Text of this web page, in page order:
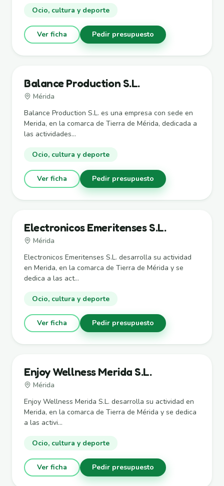
Ocio, cultura y deporte
Ver ficha Pedir presupuesto
Balance Production S.L.
Mérida
Balance Production S.L. es una empresa con sede en
Merida, en la comarca de Tierra de Mérida, dedicada a
las actividades...
Ocio, cultura y deporte
Ver ficha Pedir presupuesto
Electronicos Emeritenses S.L.
Mérida
Electronicos Emeritenses S.L. desarrolla su actividad
en Merida, en la comarca de Tierra de Mérida y se
dedica a las act...
Ocio, cultura y deporte
Ver ficha Pedir presupuesto
Enjoy Wellness Merida S.L.
Mérida
Enjoy Wellness Merida S.L. desarrolla su actividad en
Merida, en la comarca de Tierra de Mérida y se dedica
a las activi...
Ocio, cultura y deporte
Ver ficha Pedir presupuesto